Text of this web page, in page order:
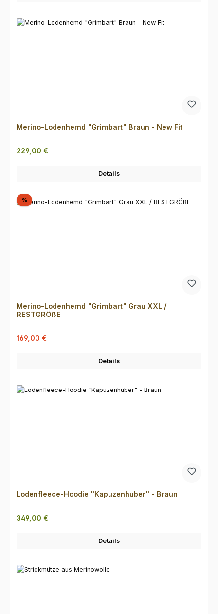
Merino-Lodenhemd "Grimbart" Braun - New Fit
Regulärer Preis:
229,00 €
Details
%Rabatt
Merino-Lodenhemd "Grimbart" Grau XXL /
RESTGRÖßE
Verkaufspreis:
169,00 €
Details
Lodenfleece-Hoodie "Kapuzenhuber" - Braun
Regulärer Preis:
349,00 €
Details